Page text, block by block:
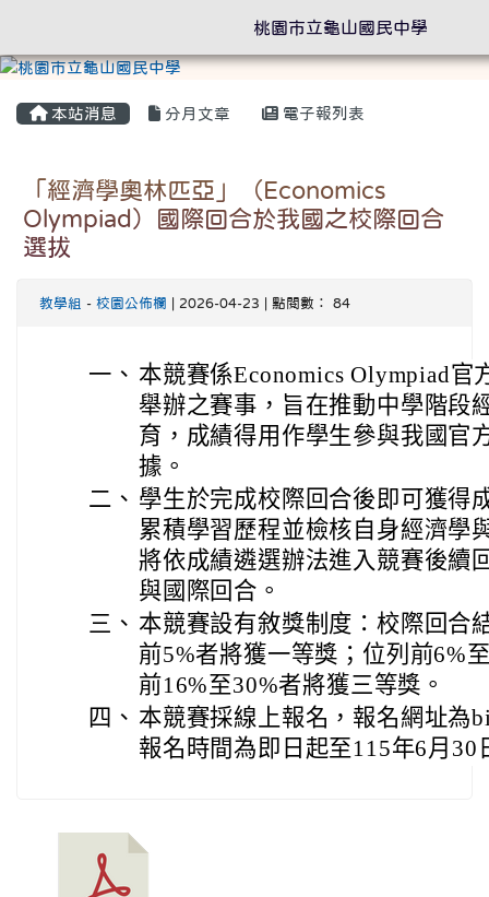
本站消息 分月文章 電子報列表
「經濟學奧林匹亞」（Economics
Olympiad）國際回合於我國之校際回合
選拔
教學組 - 校園公佈欄 | 2026-04-23 | 點閱數： 84
一、 本競賽係Economics Olympiad官
舉辦之賽事，旨在推動中學階段
育，成績得用作學生參與我國官
據。
二、 學生於完成校際回合後即可獲得
累積學習歷程並檢核自身經濟學
將依成績遴選辦法進入競賽後續
與國際回合。
三、 本競賽設有敘獎制度：校際回合
前5%者將獲一等獎；位列前6%
前16%至30%者將獲三等獎。
四、 本競賽採線上報名，報名網址為
報名時間為即日起至115年6月
桃園市立龜山國民中學